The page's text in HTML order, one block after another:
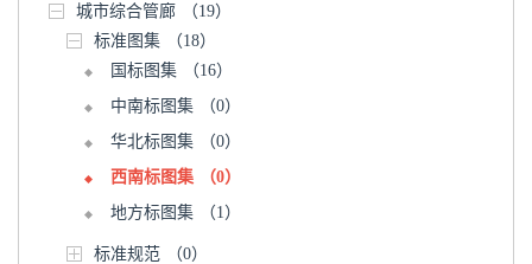
城市综合管廊
（19）
标准图集
（18）
国标图集
（16）
中南标图集
（0）
华北标图集
（0）
西南标图集
（0）
地方标图集
（1）
标准规范
（0）